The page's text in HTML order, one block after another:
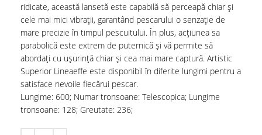
ridicate, această lansetă este capabilă să perceapă chiar și
cele mai mici vibrații, garantând pescarului o senzație de
mare precizie în timpul pescuitului. În plus, acțiunea sa
parabolică este extrem de puternică și vă permite să
abordați cu ușurință chiar și cea mai mare captură. Artistic
Superior Lineaeffe este disponibil în diferite lungimi pentru a
satisface nevoile fiecărui pescar.
Lungime: 600; Numar tronsoane: Telescopica; Lungime
tronsoane: 128; Greutate: 236;